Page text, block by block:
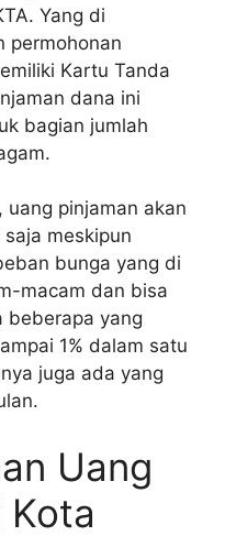
Yang di
permohonan
Kartu Tanda
dana ini
bagian jumlah
uang pinjaman akan
meskipun
bunga yang di
macam dan bisa
beberapa yang
1% dalam satu
juga ada yang
Uang